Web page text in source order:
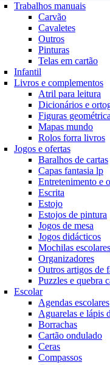
Trabalhos manuais
Carvão
Cavaletes
Outros
Pinturas
Telas em cartão
Infantil
Livros e complementos
Atril para leitura
Dicionários e
Figuras
Mapas mundo
Rolos forra livros
Jogos e ofertas
Baralhos de cartas
Capas fantasia lp
Entretenimento e
Escrita
Estojo
Estojos de pintura
Jogos de mesa
Jogos didácticos
Mochilas escolares
Organizadores
Outros artigos de
Puzzles e quebra
Escolar
Agendas escolares
Aguarelas e lápis
Borrachas
Cartão ondulado
Ceras
Compassos